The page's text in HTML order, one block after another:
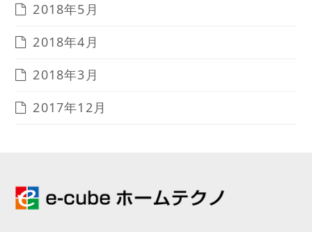
2018年5月
2018年4月
2018年3月
2017年12月